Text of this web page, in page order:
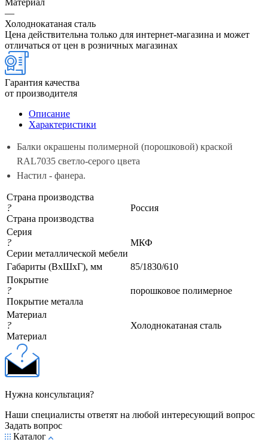
—
Холоднокатаная сталь
Цена действительна только для интернет-магазина и может
отличаться от цен в розничных магазинах
Гарантия качества
от производителя
Описание
Характеристики
Балки окрашены полимерной (порошковой) краской
RAL7035 светло-серого цвета
Настил - фанера.
Страна производства
?
Страна производства
Россия
Серия
?
Серии металлической мебели
МКФ
Габариты (ВхШхГ), мм
85/1830/610
Покрытие
?
Покрытие металла
порошковое полимерное
Материал
?
Материал
Холоднокатаная сталь
Нужна консультация?
Наши специалисты ответят на любой интересующий вопрос
Задать вопрос
Каталог